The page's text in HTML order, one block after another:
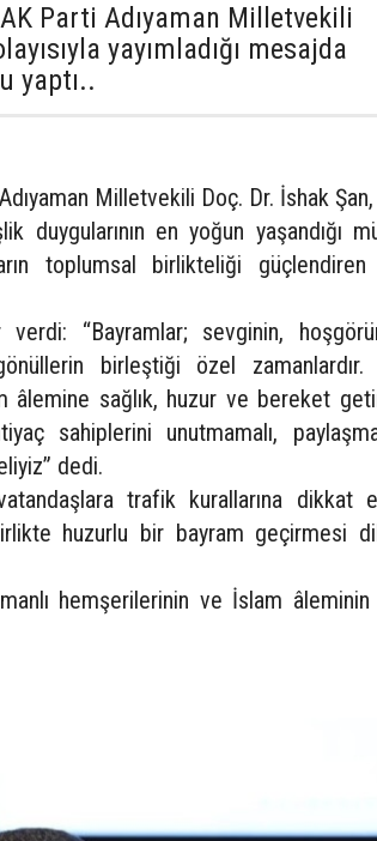
Parti Adıyaman Milletvekili
yayımladığı mesajda
yaptı..
Milletvekili Doç. Dr. İshak
duygularının en yoğun yaşandığı
toplumsal birlikteliği güçlendiren
“Bayramlar; sevginin,
birleştiği özel zamanlardır.
âlemine sağlık, huzur ve bereket
sahiplerini unutmamalı,
dedi.
trafik kurallarına dikkat
huzurlu bir bayram geçirmesi
hemşerilerinin ve İslam âleminin